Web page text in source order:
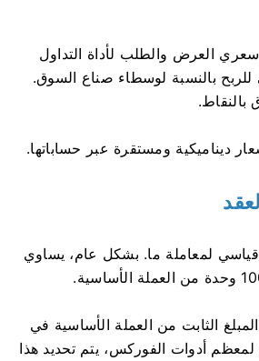
العرض والطلب لأداة التداول
بالنسبة لوسطاء صناع السوق.
بالنقاط.
لمعاملة ما. بشكل عام، يساوي
الثابت من العملة الأساسية في
لمعظم أدوات الفوركس، يتم تحديد هذا